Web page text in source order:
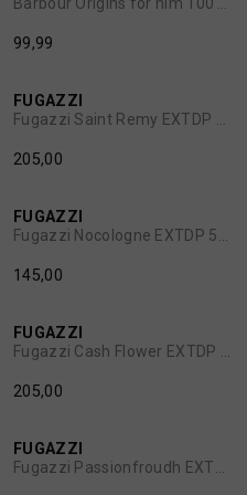
HANDSCHOENEN
JEANS
JUMPSUITS
JURKEN
JEANS
POLO'S
SCHOENEN EN REGENLAARZEN
SHORTS
99,99
1/2
FUGAZZI
205,00
1/2
FUGAZZI
145,00
1/1
FUGAZZI
205,00
1/2
FUGAZZI